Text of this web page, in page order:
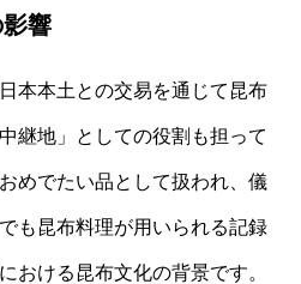
響
本本土との交易を通じて昆布
継地」としての役割も担って
めでたい品として扱われ、儀
も昆布料理が用いられる記録
おける昆布文化の背景です。